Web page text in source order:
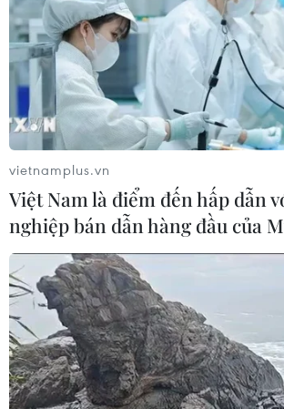
Chọn đúng đầu tàu: Danh mục
doanh nghiệp nhà nước mạnh và bài
toán giao nhiệm vụ
06/08/2026 00:56
Xem thêm
CƠ QUAN CHỦ QUẢN: THÔNG TẤN XÃ VIỆT NAM
Tổng Biên tập: TRẦN TIẾN DUẨN
Phó Tổng Biên tập: NGUYỄN THỊ TÁM,
vietnamplus.vn
Việt Nam là điểm đến hấp dẫn
nghiệp bán dẫn hàng đầu của